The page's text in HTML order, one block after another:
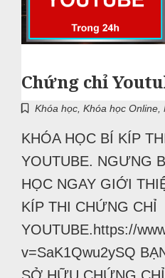
Chứng chỉ
Khóa học Khóa học Online
KHÓA HỌC BÍ KÍP
YOUTUBE. NGƯNG
HỌC NGAY GIỚI
KÍP THI CHỨNG CHỈ
YOUTUBE.https://
v=SaK1Qwu2ySQ